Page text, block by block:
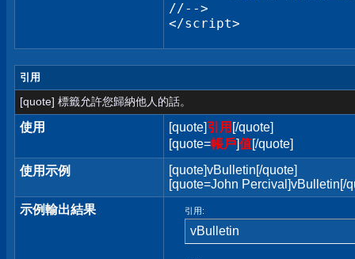
//-->
</script>
引用
[quote] 標籤允許您歸納他人的話。
使用 [quote]引用 [/quote]
[quote=帳戶]值[/quote]
使用示例
[quote]vBulletin[/quote]
[quote=John Percival]vBulletin[/
示例輸出結果
引用:
vBulletin